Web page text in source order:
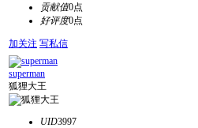
贡献值0点
好评度0点
加关注 写私信
superman
狐狸大王
UID3997